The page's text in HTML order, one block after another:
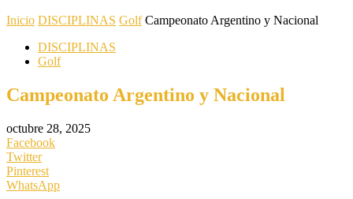
Inicio DISCIPLINAS Golf Campeonato Argentino y Nacional
DISCIPLINAS
Golf
Campeonato Argentino y Nacional
octubre 28, 2025
Facebook
Twitter
Pinterest
WhatsApp